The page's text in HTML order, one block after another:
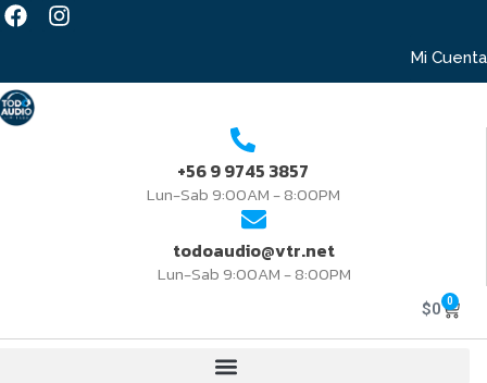
Mi Cuenta
+56 9 9745 3857
Lun-Sab 9:00AM - 8:00PM
todoaudio@vtr.net
Lun-Sab 9:00AM - 8:00PM
$0 0